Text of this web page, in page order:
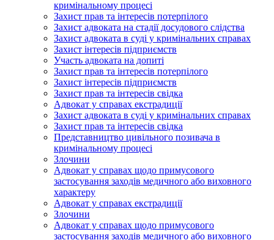
кримінальному процесі
Захист прав та інтересів потерпілого
Захист адвоката на стадії досудового слідства
Захист адвоката в суді у кримінальних справах
Захист інтересів підприємств
Участь адвоката на допиті
Захист прав та інтересів потерпілого
Захист інтересів підприємств
Захист прав та інтересів свідка
Адвокат у справах екстрадиції
Захист адвоката в суді у кримінальних справах
Захист прав та інтересів свідка
Представництво цивільного позивача в
кримінальному процесі
Злочини
Адвокат у справах щодо примусового
застосування заходів медичного або виховного
характеру
Адвокат у справах екстрадиції
Злочини
Адвокат у справах щодо примусового
застосування заходів медичного або виховного